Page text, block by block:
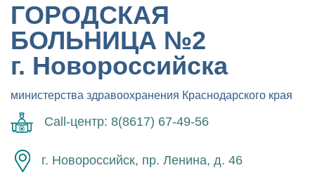
ГОРОДСКАЯ
БОЛЬНИЦА №2
г. Новороссийска
министерства здравоохранения Краснодарского края
Call-центр: 8(8617) 67-49-56
г. Новороссийск, пр. Ленина, д. 46